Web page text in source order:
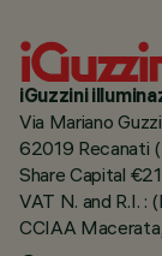
iGuzzini
Via Mariano
62019 Recanati
Share Capital
VAT N. and R.I.
CCIAA